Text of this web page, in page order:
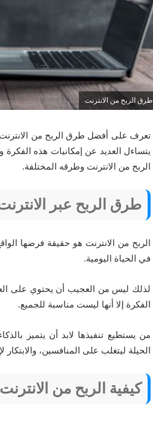
طرق الربح من الانترنت
تعرف على أفضل طرق الربح من
يتساءل العديد عن إمكانيات هذه
الربح من الانترنت وطرقه المختلفة.
طرق الربح عبر
الربح من الانترنت هو حقيقة فرضها
في الحياة اليومية.
لذلك ليس من العجيب أن يحتوي على
الفكرة إلا أنها ليست مناسبة للجميع.
من يستطيع تنفيذها لابد أن يتميز
الحيلة ليتغلب على المنافسين،
كيفية الربح من